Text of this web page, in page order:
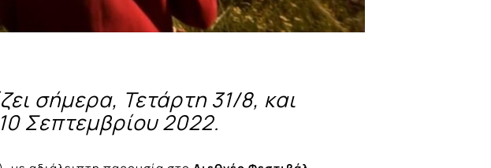
σήμερα, Τετάρτη 31/8, και
Σεπτεμβρίου 2022.